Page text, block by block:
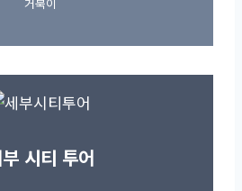
시티 투어